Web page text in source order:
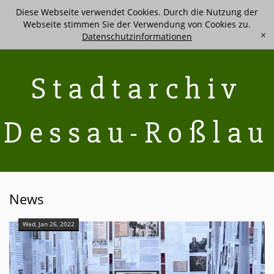
Diese Webseite verwendet Cookies. Durch die Nutzung der
Webseite stimmen Sie der Verwendung von Cookies zu.
Datenschutzinformationen
[x]
Stadtarchiv
Dessau-Roßlau
News
Wed, Jan 26, 2022